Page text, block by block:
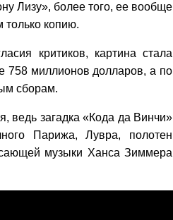
Лизу», более того, ее вообще
копию.
критиков, картина стала
758 миллионов долларов, а по
сборам.
ведь загадка «Кода да Винчи»
Парижа, Лувра, полотен
музыки Ханса Зиммера